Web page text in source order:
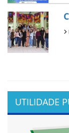
UTILIDADE